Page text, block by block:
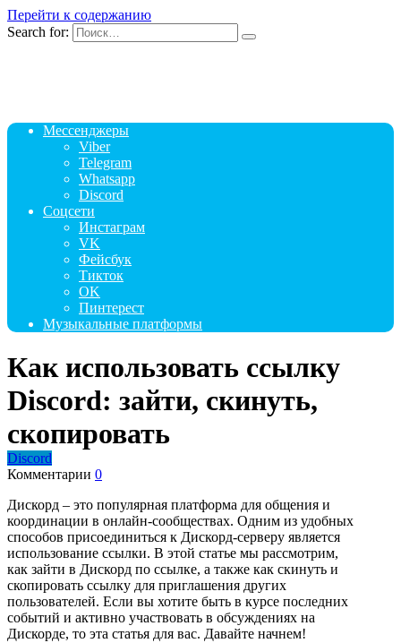
Перейти к содержанию
Search for:
Мессенджеры
Viber
Telegram
Whatsapp
Discord
Соцсети
Инстаграм
VK
Фейсбук
Тикток
OK
Пинтерест
Музыкальные платформы
Как использовать ссылку
Discord: зайти, скинуть,
скопировать
Discord
Комментарии 0
Дискорд – это популярная платформа для общения и
координации в онлайн-сообществах. Одним из удобных
способов присоединиться к Дискорд-серверу является
использование ссылки. В этой статье мы рассмотрим,
как зайти в Дискорд по ссылке, а также как скинуть и
скопировать ссылку для приглашения других
пользователей. Если вы хотите быть в курсе последних
событий и активно участвовать в обсуждениях на
Дискорде, то эта статья для вас. Давайте начнем!